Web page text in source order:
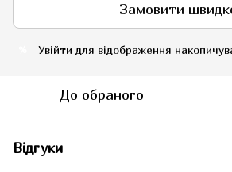
Замовити
Увійти для відображення
До обраного
Відгуки